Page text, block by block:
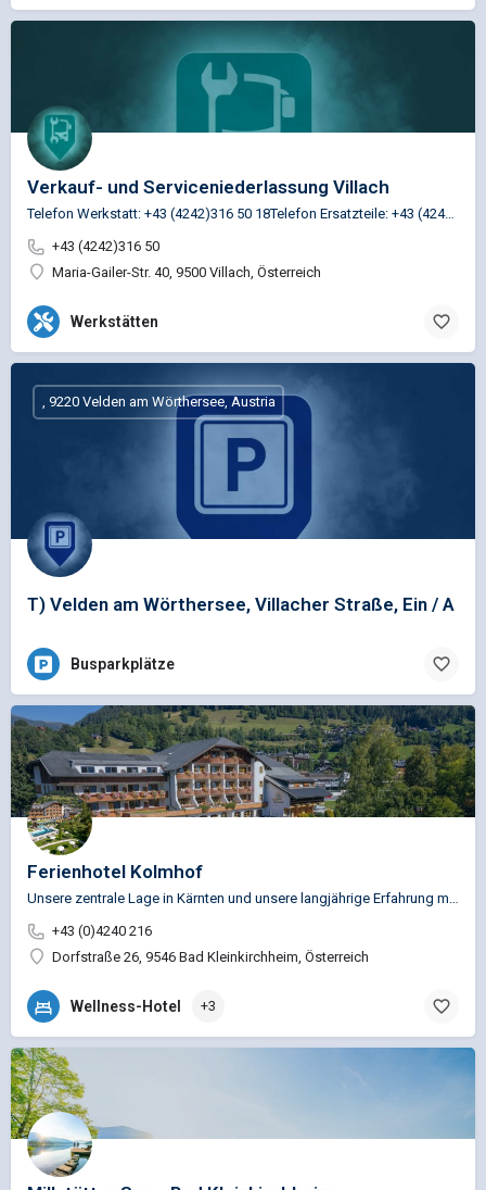
Verkauf- und Serviceniederlassung Villach
Telefon Werkstatt: +43 (4242)316 50 18Telefon Ersatzteile: +43 (4242)316 50 13
+43 (4242)316 50
Maria-Gailer-Str. 40, 9500 Villach, Österreich
Werkstätten
T) Velden am Wörthersee, Villacher Straße, Ein / A
, 9220 Velden am Wörthersee, Austria
Busparkplätze
Ferienhotel Kolmhof
+43 (0)4240 216
Dorfstraße 26, 9546 Bad Kleinkirchheim, Österreich
Wellness-Hotel +3